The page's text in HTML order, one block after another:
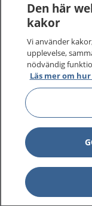
sjukdomar och
Logga in för att
1177 ger dig
1177 på flera
Om 1177
Den här
kakor
Vi använder
upplevelse,
nödvändig
Läs mer om